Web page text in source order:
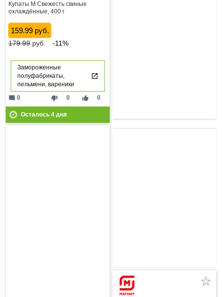
Купаты М Свежесть свиные
охлаждённые, 400 г
159.99 руб.
179.99руб. -11%
Замороженные
полуфабрикаты,
пельмени, вареники
thumb_down 0 thumb_up 0
mode_comment 0
Осталось 4дня